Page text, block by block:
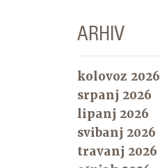
ARHIV
kolovoz 2026
srpanj 2026
lipanj 2026
svibanj 2026
travanj 2026